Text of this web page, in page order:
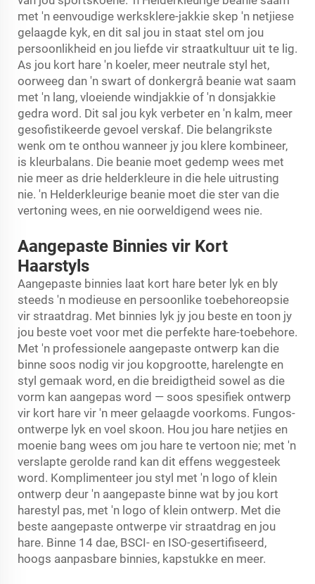
met 'n eenvoudige werksklere-jakkie skep 'n netjiese
gelaagde kyk, en dit sal jou in staat stel om jou
persoonlikheid en jou liefde vir straatkultuur uit te lig.
As jou kort hare 'n koeler, meer neutrale styl het,
oorweeg dan 'n swart of donkergrå beanie wat saam
met 'n lang, vloeiende windjakkie of 'n donsjakkie
gedra word. Dit sal jou kyk verbeter en 'n kalm, meer
gesofistikeerde gevoel verskaf. Die belangrikste
wenk om te onthou wanneer jy jou klere kombineer,
is kleurbalans. Die beanie moet gedemp wees met
nie meer as drie helderkleure in die hele uitrusting
nie. 'n Helderkleurige beanie moet die ster van die
vertoning wees, en nie oorweldigend wees nie.
Aangepaste Binnies vir Kort
Haarstyls
Aangepaste binnies laat kort hare beter lyk en bly
steeds 'n modieuse en persoonlike toebehoreopsie
vir straatdrag. Met binnies lyk jy jou beste en toon jy
jou beste voet voor met die perfekte hare-toebehore.
Met 'n professionele aangepaste ontwerp kan die
binne soos nodig vir jou kopgrootte, harelengte en
styl gemaak word, en die breidigtheid sowel as die
vorm kan aangepas word — soos spesifiek ontwerp
vir kort hare vir 'n meer gelaagde voorkoms. Fungos-
ontwerpe lyk en voel skoon. Hou jou hare netjies en
moenie bang wees om jou hare te vertoon nie; met 'n
verslapte gerolde rand kan dit effens weggesteek
word. Komplimenteer jou styl met 'n logo of klein
ontwerp deur 'n aangepaste binne wat by jou kort
harestyl pas, met 'n logo of klein ontwerp. Met die
beste aangepaste ontwerpe vir straatdrag en jou
hare. Binne 14 dae, BSCI- en ISO-gesertifiseerd,
hoogs aanpasbare binnies, kapstukke en meer.